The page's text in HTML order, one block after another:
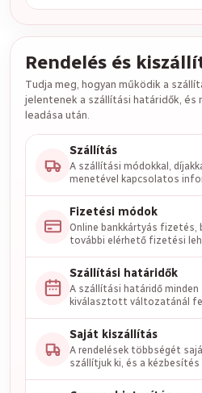
Rendelés és
Tudja meg, hogyan működik a
jelentenek a szállítási határidők, és
leadása után.
Szállítás
A szállítási módokkal,
menetével kapcsolatos
Fizetési módok
Online bankkártyás fizetés,
további elérhető fizetési
Szállítási határidők
A szállítási határidő minden
kiválasztott változatánál
Saját kiszállítás
A rendelések többségét
szállítjuk ki, és a